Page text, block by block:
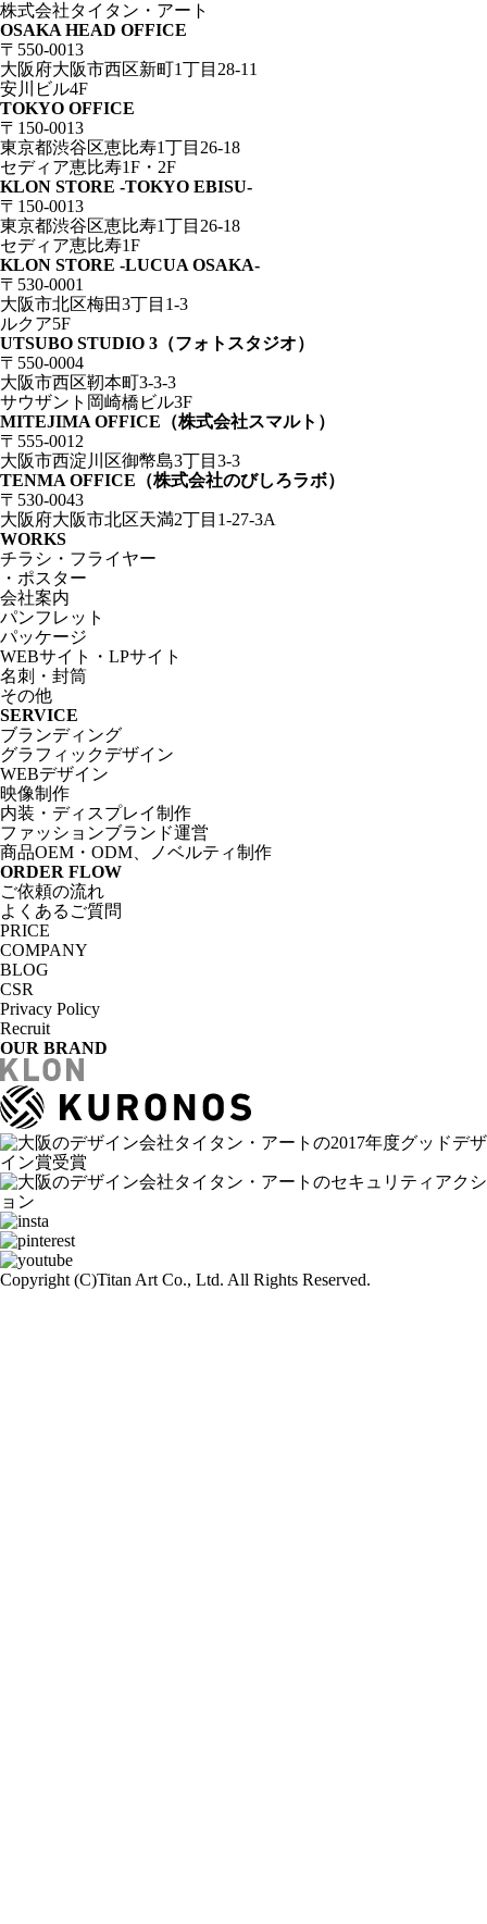
株式会社タイタン・アート
OSAKA HEAD OFFICE
〒550-0013
大阪府大阪市西区新町1丁目28-11
安川ビル4F
TOKYO OFFICE
〒150-0013
東京都渋谷区恵比寿1丁目26-18
セディア恵比寿1F・2F
KLON STORE -TOKYO EBISU-
〒150-0013
東京都渋谷区恵比寿1丁目26-18
セディア恵比寿1F
KLON STORE -LUCUA OSAKA-
〒530-0001
大阪市北区梅田3丁目1-3
ルクア5F
UTSUBO STUDIO 3（フォトスタジオ）
〒550-0004
大阪市西区靭本町3-3-3
サウザント岡崎橋ビル3F
MITEJIMA OFFICE（株式会社スマルト）
〒555-0012
大阪市西淀川区御幣島3丁目3-3
TENMA OFFICE（株式会社のびしろラボ）
〒530-0043
大阪府大阪市北区天満2丁目1-27-3A
WORKS
チラシ・フライヤー
・ポスター
会社案内
パンフレット
パッケージ
WEBサイト・LPサイト
名刺・封筒
その他
SERVICE
ブランディング
グラフィックデザイン
WEBデザイン
映像制作
内装・ディスプレイ制作
ファッションブランド運営
商品OEM・ODM、ノベルティ制作
ORDER FLOW
ご依頼の流れ
よくあるご質問
PRICE
COMPANY
BLOG
CSR
Privacy Policy
Recruit
OUR BRAND
Copyright (C)Titan Art Co., Ltd. All Rights Reserved.